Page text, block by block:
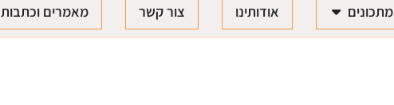
מתכונים אודותינו צור קשר מאמרים וכתבות